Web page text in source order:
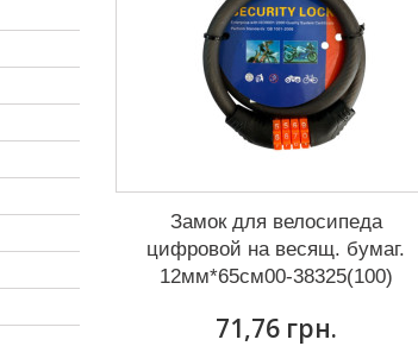
Замок для велосипеда
цифровой на весящ. бумаг.
12мм*65см00-38325(100)
71,76 грн.